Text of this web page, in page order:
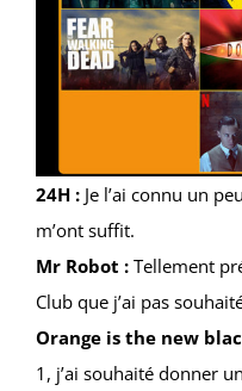
24H :Je l’ai connu un
m’ont suffit.
Mr Robot :Tellement
Club que j’ai pas
Orange is the new
1, j’ai souhaité donner